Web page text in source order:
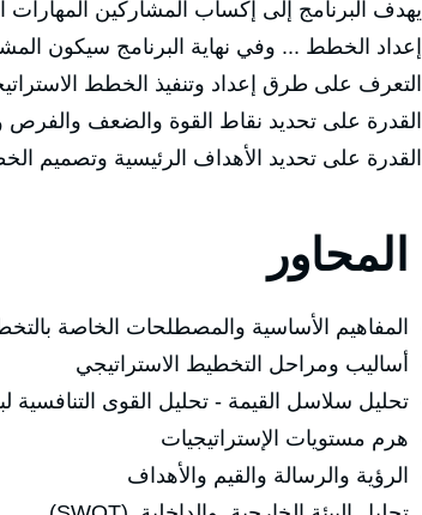
يهدف البرنامج إلى إكساب المشاركين المهارات
إعداد الخطط ... وفي نهاية البرنامج سيكون
التعرف على طرق إعداد وتنفيذ الخطط
القدرة على تحديد نقاط القوة والضعف والفرص
القدرة على تحديد الأهداف الرئيسية وتصميم
المفاهيم الأساسية والمصطلحات الخاصة
أساليب ومراحل التخطيط الاستراتيجي
تحليل سلاسل القيمة - تحليل القوى التنافسية
هرم مستويات الإستراتيجيات
الرؤية والرسالة والقيم والأهداف